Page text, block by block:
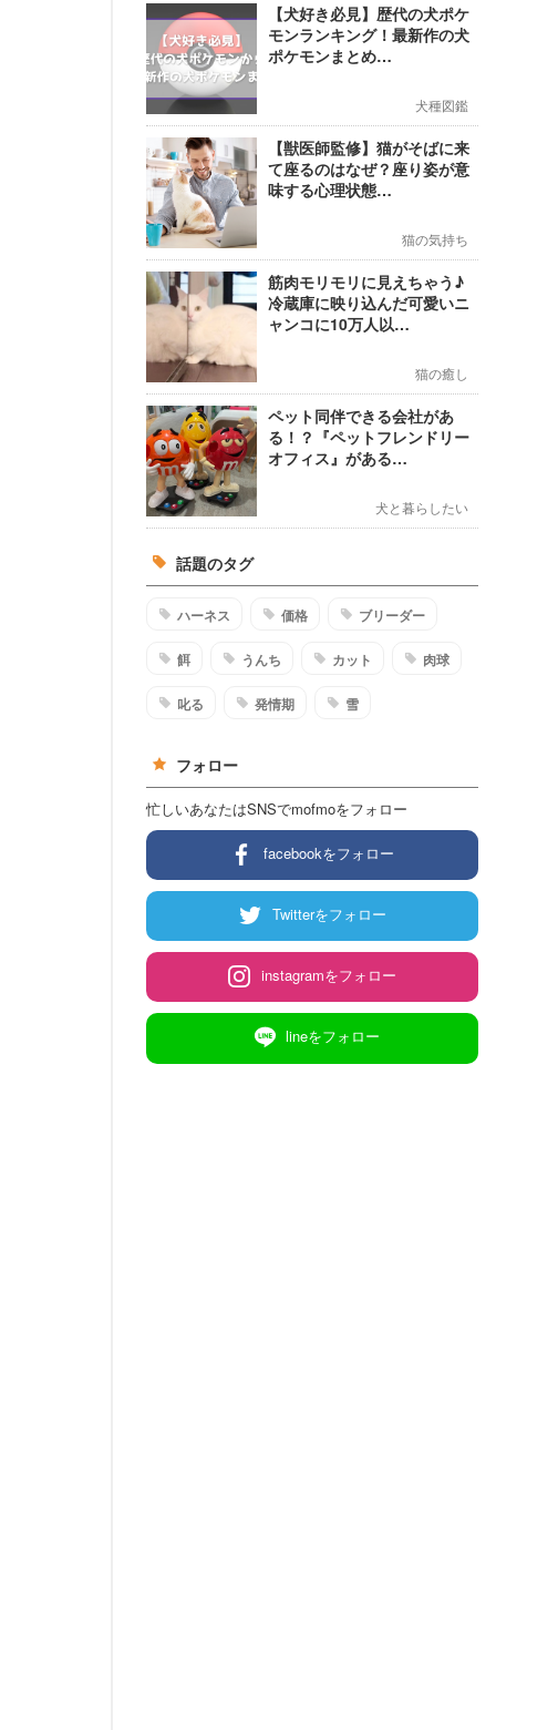
【犬好き必見】歴代の犬ポケ
モンランキング！最新作の犬
ポケモンまとめ…
犬種図鑑
【獣医師監修】猫がそばに来
て座るのはなぜ？座り姿が意
味する心理状態…
猫の気持ち
筋肉モリモリに見えちゃう♪
冷蔵庫に映り込んだ可愛いニ
ャンコに10万人以…
猫の癒し
ペット同伴できる会社があ
る！？『ペットフレンドリー
オフィス』がある…
犬と暮らしたい
話題のタグ
ハーネス 価格 ブリーダー
餌 うんち カット 肉球
叱る 発情期 雪
フォロー
忙しいあなたはSNSでmofmoをフォロー
facebookをフォロー
Twitterをフォロー
instagramをフォロー
lineをフォロー